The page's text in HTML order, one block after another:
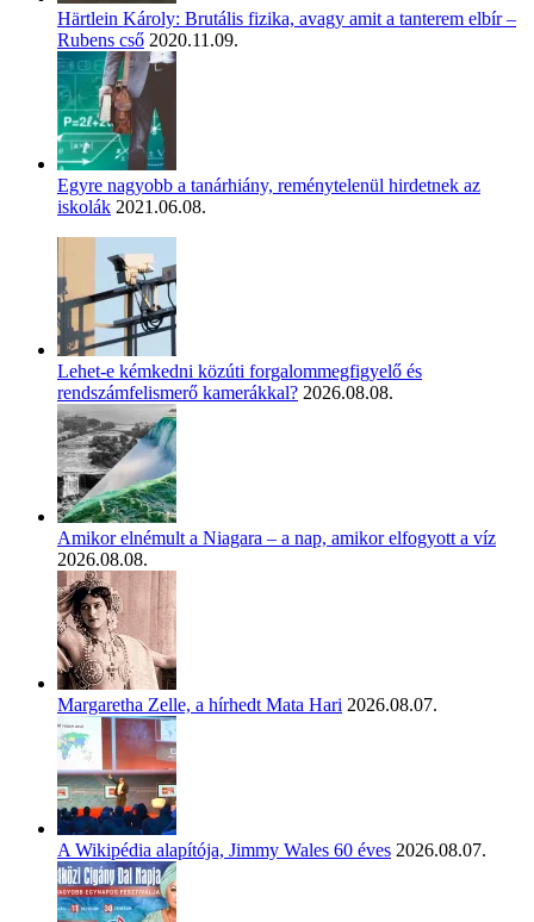
Härtlein Károly: Brutális fizika, avagy amit a tanterem elbír –
Rubens cső 2020.11.09.
Egyre nagyobb a tanárhiány, reménytelenül hirdetnek az
iskolák 2021.06.08.
Lehet-e kémkedni közúti forgalommegfigyelő és
rendszámfelismerő kamerákkal? 2026.08.08.
Amikor elnémult a Niagara – a nap, amikor elfogyott a víz
2026.08.08.
Margaretha Zelle, a hírhedt Mata Hari 2026.08.07.
A Wikipédia alapítója, Jimmy Wales 60 éves 2026.08.07.